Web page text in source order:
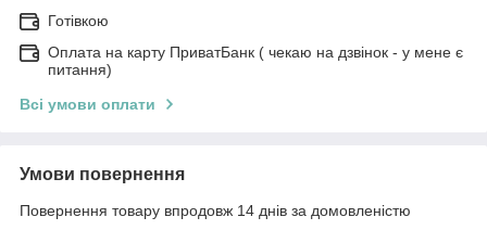
Готівкою
Оплата на карту ПриватБанк ( чекаю на дзвінок - у мене є
питання)
Всі умови оплати
Умови повернення
Повернення товару впродовж 14 днів за домовленістю